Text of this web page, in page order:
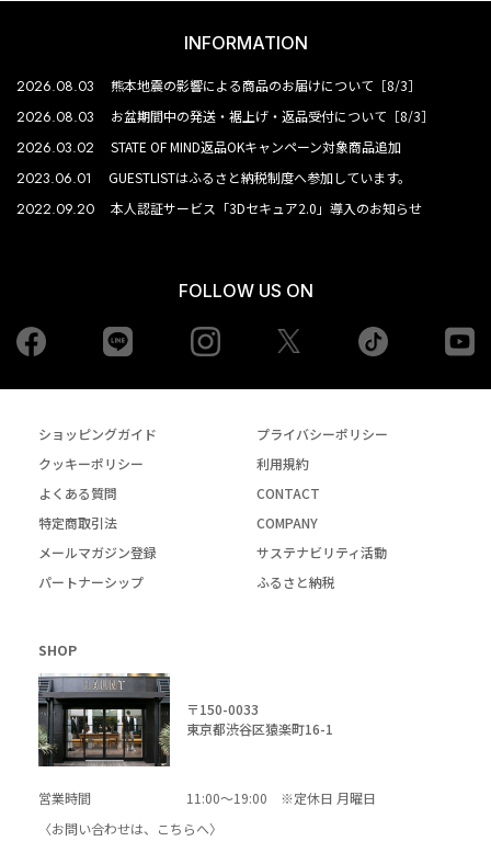
INFORMATION
2026.08.03 熊本地震の影響による商品のお届けについて［8/3］
2026.08.03 お盆期間中の発送・裾上げ・返品受付について［8/3］
2026.03.02 STATE OF MIND返品OKキャンペーン対象商品追加
2023.06.01 GUESTLISTはふるさと納税制度へ参加しています。
2022.09.20 本人認証サービス「3Dセキュア2.0」導入のお知らせ
FOLLOW US ON
Facebook Instagram tiktok
ショッピングガイド
プライバシーポリシー
クッキーポリシー
利用規約
よくある質問
CONTACT
特定商取引法
COMPANY
メールマガジン登録
サステナビリティ活動
パートナーシップ
ふるさと納税
SHOP
〒150-0033
東京都渋谷区猿楽町16-1
営業時間
11:00～19:00 ※定休日 月曜日
〈お問い合わせは、
こちらへ〉